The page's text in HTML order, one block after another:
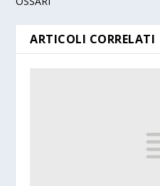
ARTICOLI CORRELATI